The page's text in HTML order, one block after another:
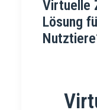
Virtuelle
Lösung